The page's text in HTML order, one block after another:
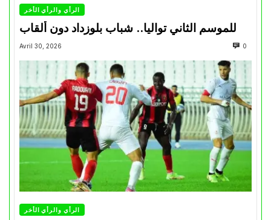
الرأي والرأي الأخر
للموسم الثاني تواليا.. شباب بلوزداد دون ألقاب
Avril 30, 2026 0
الرأي والرأي الأخر